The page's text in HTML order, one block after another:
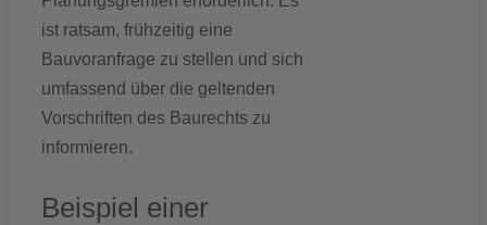
ist ratsam, frühzeitig eine
Bauvoranfrage zu stellen und sich
umfassend über die geltenden
Vorschriften des Baurechts zu
informieren.
Beispiel einer